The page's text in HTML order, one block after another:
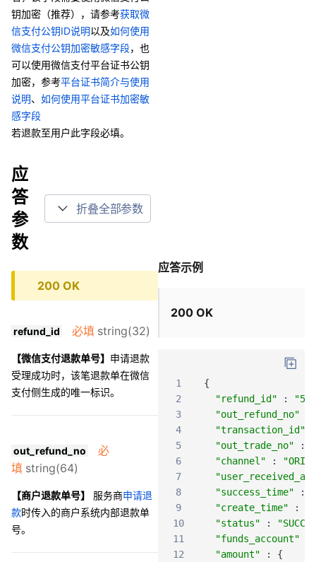
钥加密（推荐），请参考获取微
信支付公钥ID说明以及如何使用
微信支付公钥加密敏感字段，也
可以使用微信支付平台证书公钥
加密，参考平台证书简介与使用
说明、 如何使用平台证书加密敏
感字段
若退款至用户此字段必填。
应
答
参
数
折叠全部参数
200 OK
refund_id 必填 string(32)
【微信支付退款单号】 申请退款
受理成功时，该笔退款单在微信
支付侧生成的唯一标识。
out_refund_no
必
填 string(64)
【商户退款单号】 服务商申请退
款时传入的商户系统内部退款单
号。
应答示例
200 OK
1
{
2
"refund_id" :
3
"out_refund_no"
4
"transaction_id"
5
"out_trade_no" :
6
"channel" :
7
8
"success_time" :
9
"create_time" :
10
"status" :
11
"funds_account"
12
"amount" :
{